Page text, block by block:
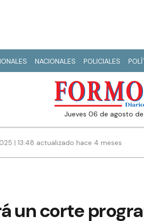
NACIONALES POLICIALES
jueves 06 de agosto
| 13:48 actualizado hace 4 meses
un corte